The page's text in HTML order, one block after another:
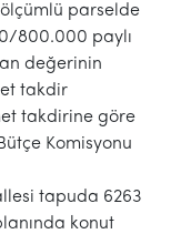
parselde
800.000 paylı
değerinin
takdir
takdirine göre
Komisyonu
tapuda 6263
konut